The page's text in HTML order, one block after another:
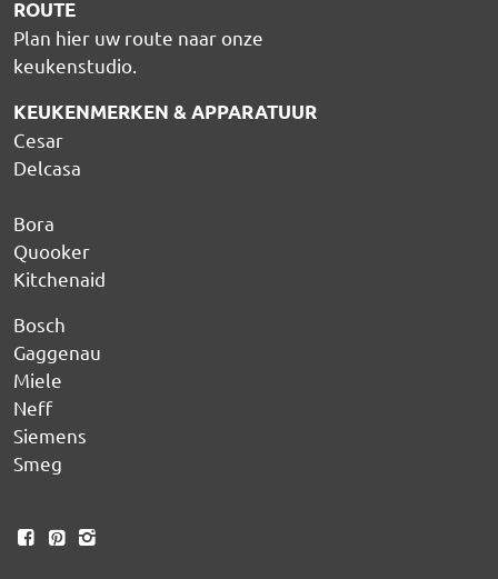
ROUTE
Plan hier uw route naar onze
keukenstudio
KEUKENMERKEN & APPARATUUR
Cesar
Delcasa
Bora
Quooker
Kitchenaid
Bosch
Gaggenau
Miele
Neff
Siemens
Smeg